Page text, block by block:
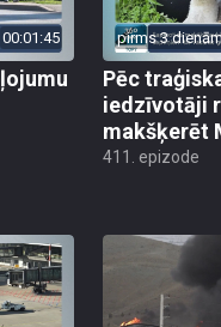
00:01:45 pirms 3
Pēc
iedzīvotāji
makšķerēt
411. epizode